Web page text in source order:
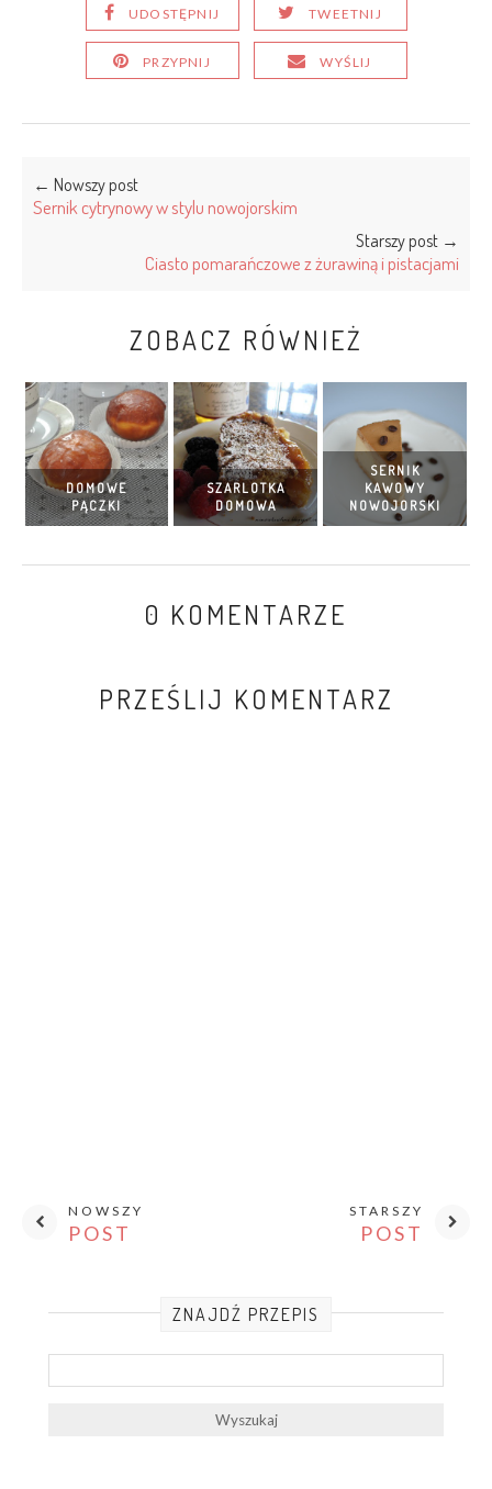
UDOSTĘPNIJ TWEETNIJ
PRZYPNIJ WYŚLIJ
← Nowszy post
Sernik cytrynowy w stylu nowojorskim
Starszy post →
Ciasto pomarańczowe z żurawiną i pistacjami
ZOBACZ RÓWNIEŻ
DOMOWE
PĄCZKI
SZARLOTKA
DOMOWA
SERNIK
KAWOWY
NOWOJORSKI
0 KOMENTARZE
PRZEŚLIJ KOMENTARZ
NOWSZY
POST
STARSZY
POST
ZNAJDŹ PRZEPIS